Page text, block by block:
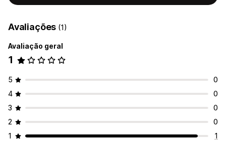
Avaliações (1)
Avaliação geral
1
5
0
4
0
3
0
2
0
1
1